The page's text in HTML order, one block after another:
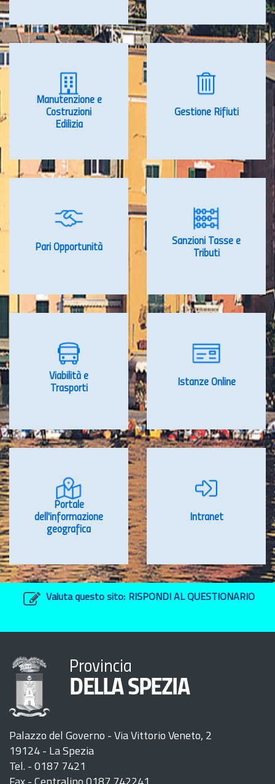
Manutenzione e
Costruzioni
Edilizia
Gestione Rifiuti
Pari Opportunità
Sanzioni Tasse e
Tributi
Viabilità e
Trasporti
Istanze Online
Portale
dell'informazione
geografica
Intranet
Valuta questo sito: RISPONDI AL QUESTIONARIO
Provincia
DELLA SPEZIA
Palazzo del Governo - Via Vittorio Veneto, 2
19124 - La Spezia
Tel. - 0187 7421